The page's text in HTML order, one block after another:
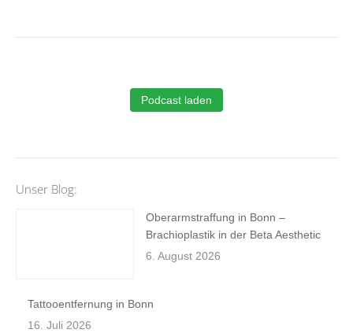
Podcast laden
Unser Blog:
Oberarmstraffung in Bonn –
Brachioplastik in der Beta Aesthetic
6. August 2026
Tattooentfernung in Bonn
16. Juli 2026